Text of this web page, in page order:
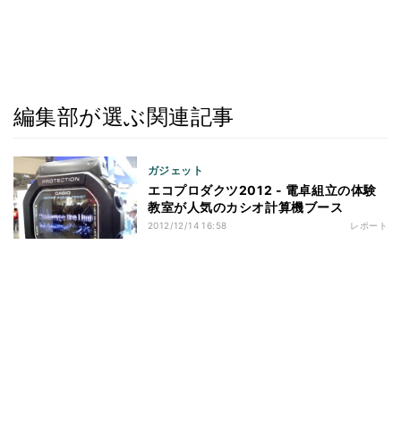
編集部が選ぶ関連記事
ガジェット
エコプロダクツ2012 - 電卓組立の体験
教室が人気のカシオ計算機ブース
2012/12/14 16:58 レポート